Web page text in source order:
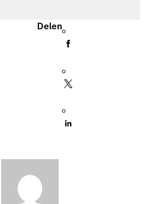
Delen